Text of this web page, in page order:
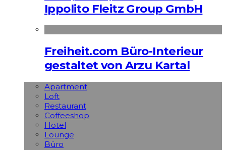
Ippolito Fleitz Group GmbH
Freiheit.com Büro-Interieur
gestaltet von Arzu Kartal
Apart­ment
Loft
Restaurant
Coffeeshop
Hotel
Lounge
Büro